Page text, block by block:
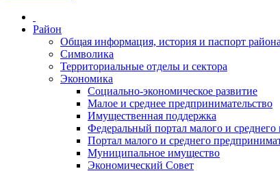
Район
Общая информация, история и паспорт района
Символика
Территориальные отделы и сектора
Экономика
Социально-экономическое развитие
Малое и среднее предпринимательство
Имущественная поддержка
Федеральный портал малого и среднего
Портал малого и среднего
Муниципальное имущество
Экономический Совет